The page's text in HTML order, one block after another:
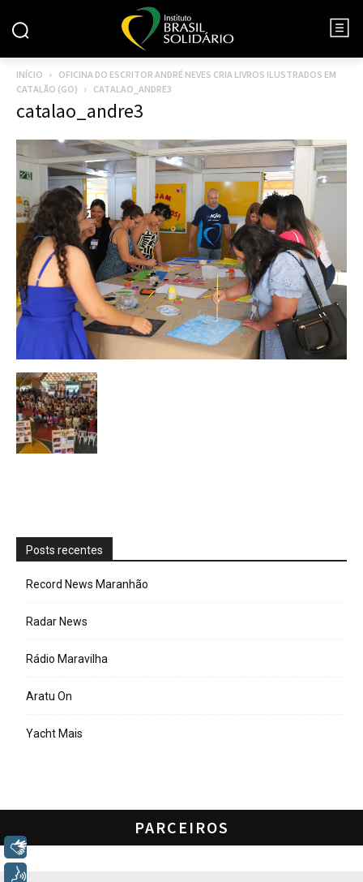
INÍCIO
OFICINA DO ESCRITOR ANDRÉ NEVES CRIA LIVROS ILUSTRADOS EM
CATALÃO (GO)
CATALAO_ANDRE3
catalao_andre3
Posts recentes
Record News Maranhão
Radar News
Rádio Maravilha
Aratu On
Yacht Mais
PARCEIROS
Libras